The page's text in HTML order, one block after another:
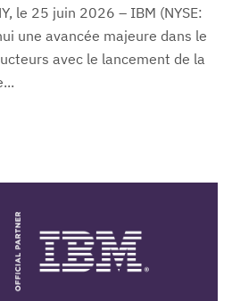
le 25 juin 2026 – IBM (NYSE:
une avancée majeure dans le
avec le lancement de la